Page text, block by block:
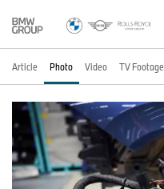
Article Photo Video TV Footage